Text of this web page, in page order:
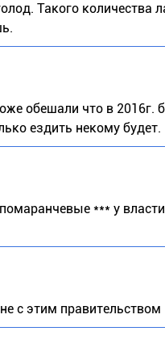
Такого
обешали что в 2016г.
ездить некому будет.
*** у
с этим правительством